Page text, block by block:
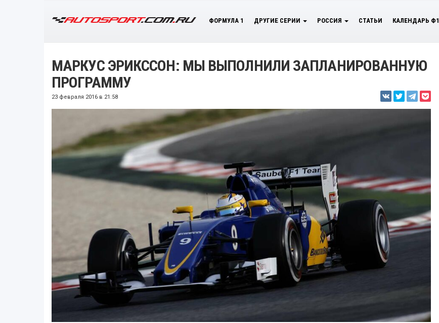
ФОРМУЛА 1 ДРУГИЕ СЕРИИ РОССИЯ СТАТЬИ КАЛЕНДАРЬ Ф1
МАРКУС ЭРИКССОН: МЫ ВЫПОЛНИЛИ ЗАПЛАНИРОВАННУЮ
ПРОГРАММУ
23 февраля 2016 в 21:58